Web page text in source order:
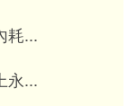
耗...
永...